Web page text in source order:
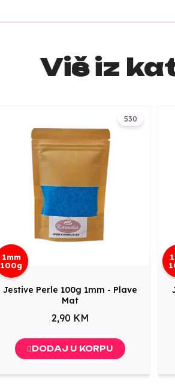
Više iz
530
1mm
100g
Jestive Perle 100g 1mm - Plave
Mat
2,90 KM
DODAJ U KORPU